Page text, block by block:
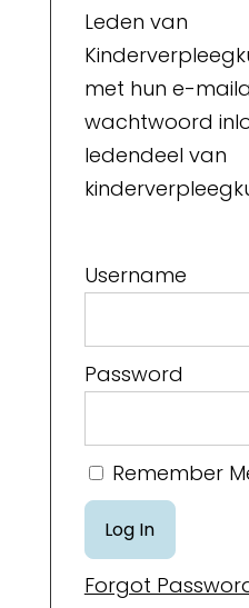
Leden van
met hun e-
wachtwoord
ledendeel van
Username
Password
Remember
Forgot